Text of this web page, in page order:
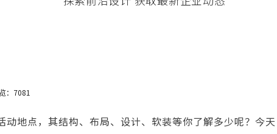
：7081
地点，其结构、布局、设计、软装等你了解多少呢？今天